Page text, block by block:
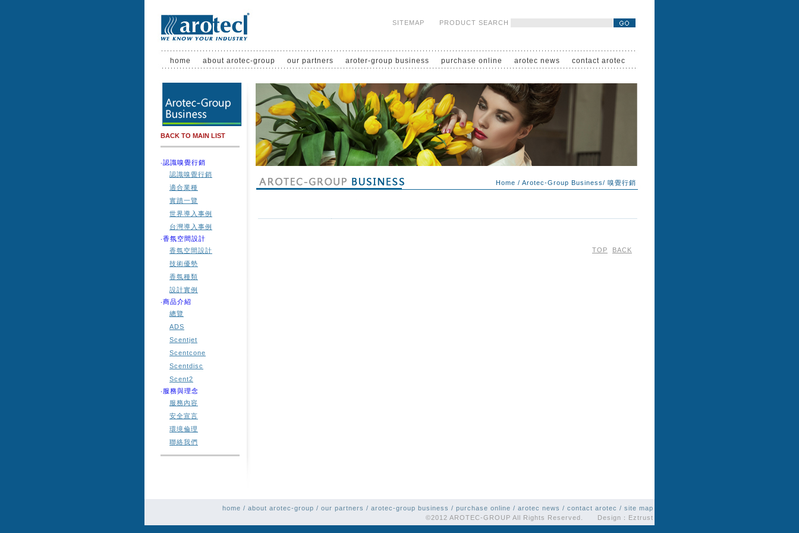
SITEMAP PRODUCT SEARCH
home about arotec-group our partners aroter-group business purchase online arotec news contact arotec
BACK TO MAIN LIST
‧認識嗅覺行銷
認識嗅覺行銷
適合業種
實蹟一覽
世界導入事例
台灣導入事例
‧香氛空間設計
香氛空間設計
技術優勢
香氛種類
設計實例
‧商品介紹
總覽
ADS
Scentjet
Scentcone
Scentdisc
Scent2
‧服務與理念
服務內容
安全宣言
環境倫理
聯絡我們
Home / Arotec-Group Business/ 嗅覺行銷
TOP BACK
home / about arotec-group / our partners / arotec-group business / purchase online / arotec news / contact arotec / site map
©2012 AROTEC-GROUP All Rights Reserved. Design： Eztrust